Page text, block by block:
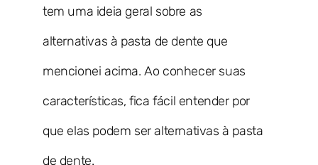
tem uma ideia geral sobre as
alternativas à pasta de dente que
mencionei acima. Ao conhecer suas
características, fica fácil entender por
que elas podem ser alternativas à pasta
de dente.